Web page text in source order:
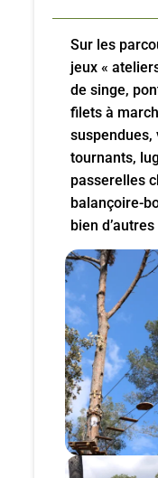
Sur les
jeux «
de singe,
filets à
suspendues,
tournants,
passerelles
balançoire-
bien